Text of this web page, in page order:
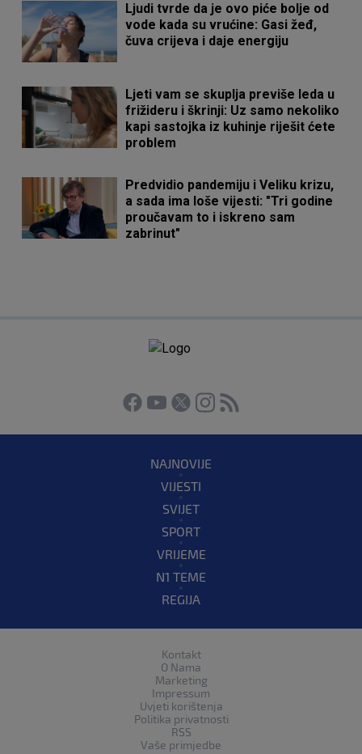
Ljudi tvrde da je ovo piće bolje od
vode kada su vrućine: Gasi žeđ,
čuva crijeva i daje energiju
Ljeti vam se skuplja previše leda u
frižideru i škrinji: Uz samo nekoliko
kapi sastojka iz kuhinje riješit ćete
problem
Predvidio pandemiju i Veliku krizu,
a sada ima loše vijesti: "Tri godine
proučavam to i iskreno sam
zabrinut"
NAJNOVIJE
VIJESTI
SVIJET
SPORT
VRIJEME
N1 TEME
REGIJA
Kontakt
O Nama
Marketing
Impressum
Uvjeti korištenja
Politika privatnosti
RSS
Vaše primjedbe